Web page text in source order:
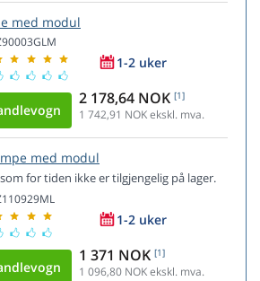
med modul
1-2 uker
2 178,64 NOK [1]
1 742,91 NOK ekskl. mva.
med modul
for tiden ikke er tilgjengelig på lager.
1-2 uker
1 371 NOK [1]
1 096,80 NOK ekskl. mva.